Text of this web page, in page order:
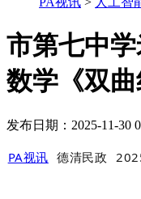
市第七中
数学《双
发布日期：2025-11-30
PA视讯 德清民政